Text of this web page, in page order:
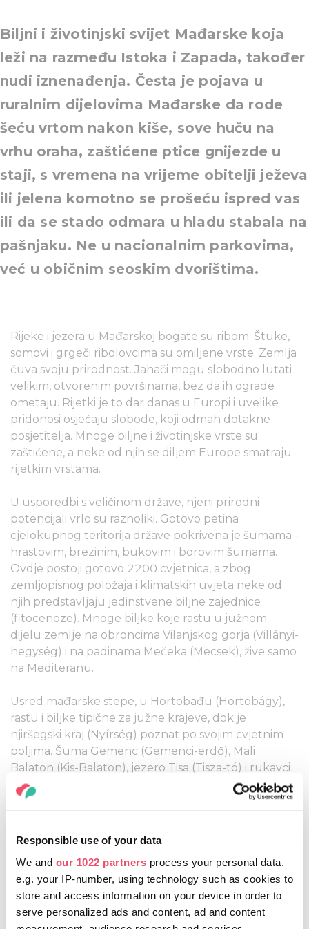
Responsible use of your data
We and our 1022 partners process your personal data,
e.g. your IP-number, using technology such as cookies to
store and access information on your device in order to
serve personalized ads and content, ad and content
Biljni i životinjski svijet Mađarske koja
leži na razmeđu Istoka i Zapada, također
nudi iznenađenja. Česta je pojava u
ruralnim dijelovima Mađarske da rode
šeću vrtom nakon kiše, sove huču na
vrhu oraha, zaštićene ptice gnijezde u
staji, s vremena na vrijeme obitelji ježeva
ili jelena komotno se prošeću ispred vas
ili da se stado odmara u hladu stabala na
pašnjaku. Ne u nacionalnim parkovima,
već u običnim seoskim dvorištima.
Rijeke i jezera u Mađarskoj bogate su ribom. Štuke,
somovi i grgeči ribolovcima su omiljene vrste. Zemlja
čuva svoju prirodnost. Jahači mogu slobodno lutati
velikim, otvorenim površinama, bez da ih ograde
ometaju. Rijetki je to dar danas u Europi i uvelike
pridonosi osjećaju slobode, koji odmah dotakne
posjetitelja. Mnoge biljne i životinjske vrste su
zaštićene, a neke od njih se diljem Europe smatraju
rijetkim vrstama.
U usporedbi s veličinom države, njeni prirodni
potencijali vrlo su raznoliki. Gotovo petina
cjelokupnog teritorija države pokrivena je šumama -
hrastovim, brezinim, bukovim i borovim šumama.
Ovdje postoji gotovo 2200 cvjetnica, a zbog
zemljopisnog položaja i klimatskih uvjeta neke od
njih predstavljaju jedinstvene biljne zajednice
(fitocenoze). Mnoge biljke koje rastu u južnom
dijelu zemlje na obroncima Vilanjskog gorja (Villányi-
hegység) i na padinama Mečeka (Mecsek), žive samo
na Mediteranu.
Usred mađarske stepe, u Hortobađu (Hortobágy),
rastu i biljke tipične za južne krajeve, dok je
njiršegski kraj (Nyírség) poznat po svojim cvjetnim
poljima. Šuma Gemenc (Gemenci-erdő), Mali
Balaton (Kis-Balaton), jezero Tisa (Tisza-tó) i rukavci
rijeka pružaju gotovo netaknuto okruženje za divlje
životinje i zaštićene ptice vodarice.
Iako paprika nije autohtona biljka u Mađarskoj, ona
je poznata po svojoj začinskoj paprici. Paketić
mljevene paprike iz Kaloče (Kalocsa) ili Segedina
(Szeged) tipičan je mađarski gastronomski dar, te
neophodan začin za gulaš.